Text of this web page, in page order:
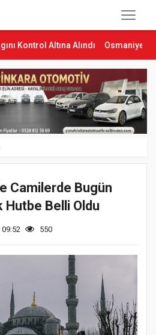
Alındı Osmaniye’de Tren
Camilerde Bugün
Hutbe Belli Oldu
550